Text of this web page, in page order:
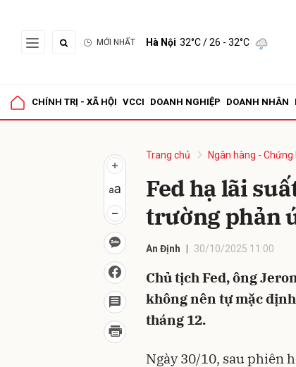
MỚI NHẤT Hà Nội 32°C/ 26 - 32°C
CHÍNH TRỊ - XÃ HỘI VCCI DOANH NGHIỆP DOANH NHÂN
Trang chủ Ngân hàng - Chứng
Fed hạ lãi
trường phản
An Định 30/10/2025 11:00
Chủ tịch Fed, ông
không nên tự mặc
tháng 12.
Ngày 30/10, sau phiên